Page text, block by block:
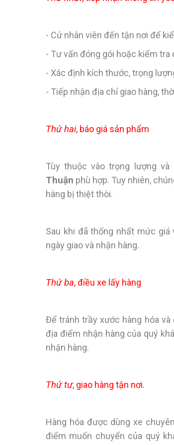
- Cử nhân viên đến tận nơi để
- Tư vấn đóng gói hoặc kiểm
- Xác định kích thước, trọng
- Tiếp nhận địa chỉ giao hàng,
Thứ hai, báo giá sản phẩm
Tùy thuộc vào trọng lượng
Thuận phù hợp. Tuy nhiên,
hàng bị thiệt thòi.
Sau khi đã thống nhất mức
ngày giao và nhận hàng.
Thứ ba, điều xe lấy hàng
Để tránh trầy xước hàng hóa
địa điểm nhận hàng của quý
nhận hàng.
Thứ tư, giao hàng tận nơi.
Hàng hóa được dùng xe
điểm muốn chuyển của quý